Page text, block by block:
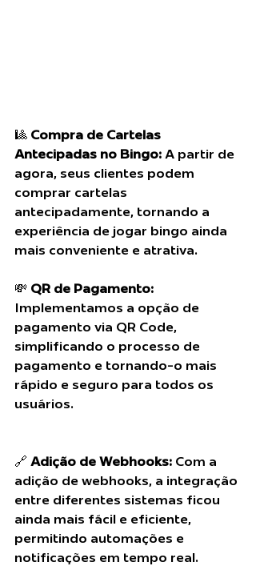
🎱 Compra de Cartelas
Antecipadas no Bingo: A partir de
agora, seus clientes podem
comprar cartelas
antecipadamente, tornando a
experiência de jogar bingo ainda
mais conveniente e atrativa.
💸 QR de Pagamento:
Implementamos a opção de
pagamento via QR Code,
simplificando o processo de
pagamento e tornando-o mais
rápido e seguro para todos os
usuários.
🔗 Adição de Webhooks: Com a
adição de webhooks, a integração
entre diferentes sistemas ficou
ainda mais fácil e eficiente,
permitindo automações e
notificações em tempo real.